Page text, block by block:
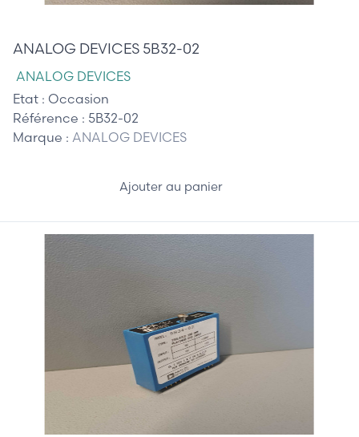
ANALOG DEVICES 5B32-02
ANALOG DEVICES
Etat : Occasion
Référence : 5B32-02
Marque : ANALOG DEVICES
Ajouter au panier